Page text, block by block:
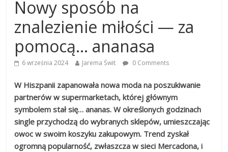
Nowy sposób na
znalezienie miłości — za
pomocą… ananasa
6 września 2024 Jarema Świt 0 Comments
W Hiszpanii zapanowała nowa moda na poszukiwanie
partnerów w supermarketach, której głównym
symbolem stał się… ananas. W określonych godzinach
single przychodzą do wybranych sklepów, umieszczając
owoc w swoim koszyku zakupowym. Trend zyskał
ogromną popularność, zwłaszcza w sieci Mercadona, i